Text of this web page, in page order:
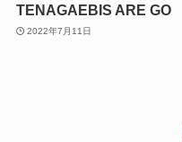
TENAGAEBIS ARE GO
2022年7月11日